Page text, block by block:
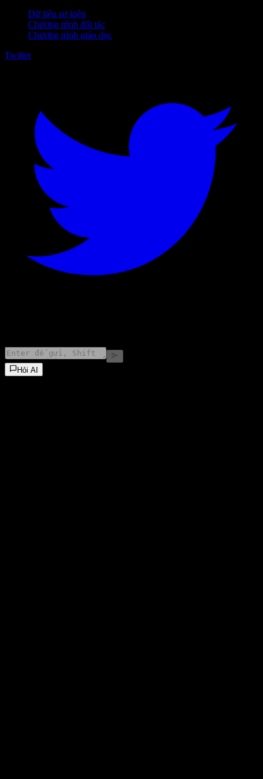
Dữ liệu sự kiện
Chương trình đối tác
Chương trình giáo dục
Twitter
Hỏi AI